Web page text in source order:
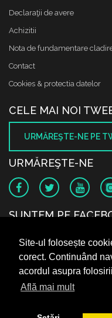
Site-ul folosește
corect. Continuând
acordul asupra
Află mai mult
Declaraţii de avere
Achizitii
Nota de fundamentare
Contact
Cookies & protectia datelor
CELE MAI NOI
URMĂREŞTE-NE PE
URMĂREŞTE-NE
SUNTEM PE